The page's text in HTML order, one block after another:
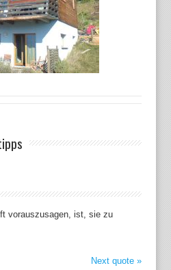
vorauszusagen, ist, sie zu
Next quote »